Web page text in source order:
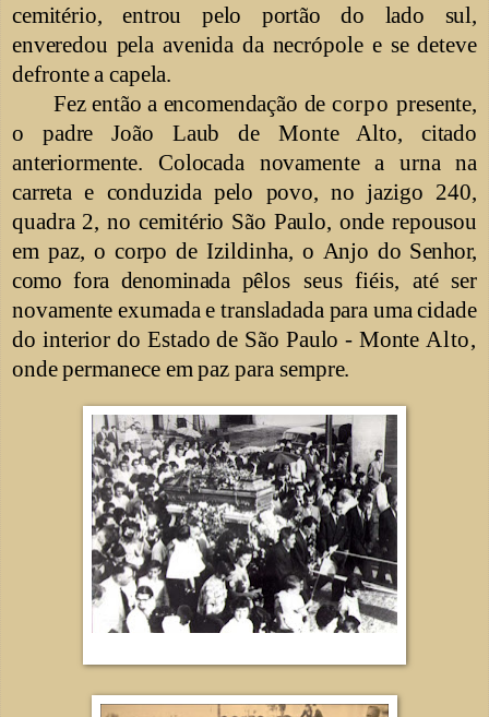
cemitério, entrou pelo portão do lado sul,
enveredou pela avenida da necrópole e se deteve
defrontea capela.
Fez então a encomendação de corpopresente,
o padre João Laub de Monte Alto, citado
anteriormente. Colocada novamente a urna na
carreta e conduzida pelo povo, no jazigo 240,
quadra 2, no cemitério São Paulo, onde repousou
em paz, o corpo de Izildinha, o Anjodo Senhor,
como fora denominada pêlos seus fiéis, até ser
novamenteexumada e transladada para umacidade
do interior do Estado de São Paulo - Monte Alto,
ondepermanece em paz para sempre.